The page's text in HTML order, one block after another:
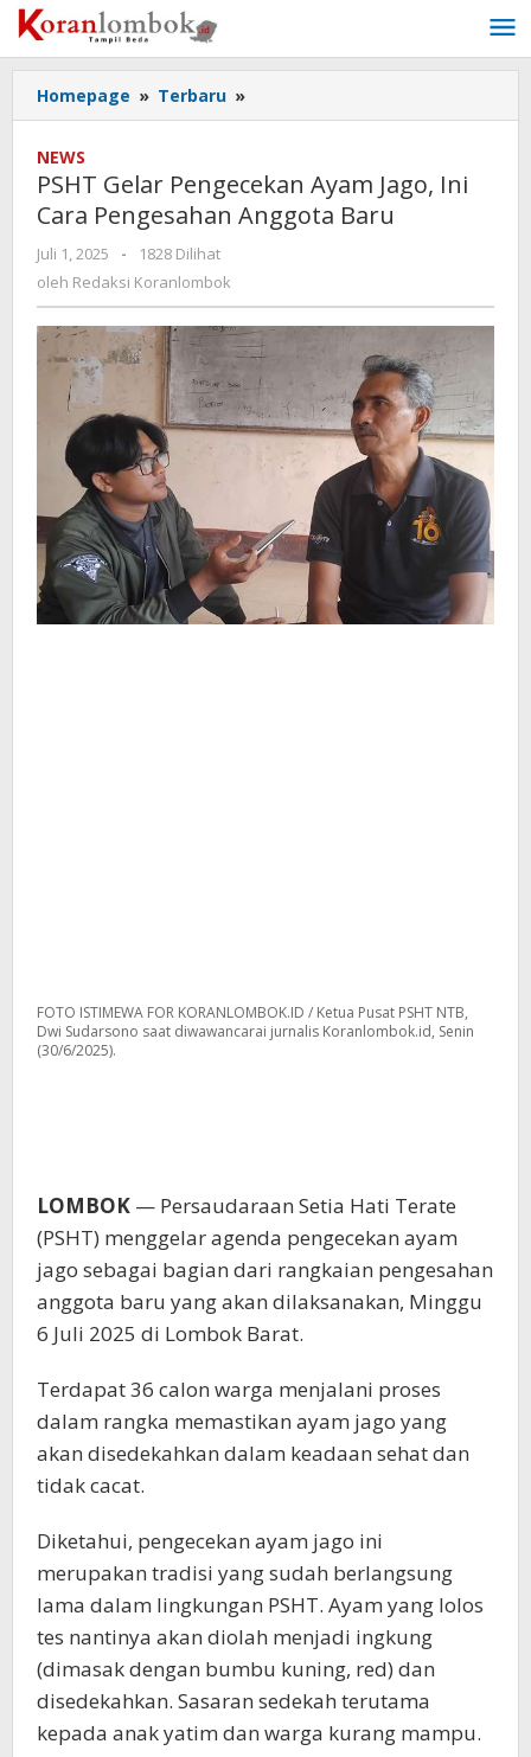
Lewati
ke
konten
Homepage » Terbaru »
Gelar
Ayam
Jago,
Ini
NEWS
PSHT Gelar Pengecekan Ayam Jago, Ini
Cara Pengesahan Anggota Baru
Juli 1, 2025
oleh
Redaksi
-
1828 Dilihat
oleh Redaksi Koranlombok
FOTO ISTIMEWA FOR KORANLOMBOK.ID / Ketua Pusat PSHT NTB,
Dwi Sudarsono saat diwawancarai jurnalis Koranlombok.id, Senin
(30/6/2025).
LOMBOK — Persaudaraan Setia Hati Terate
(PSHT) menggelar agenda pengecekan ayam
jago sebagai bagian dari rangkaian pengesahan
anggota baru yang akan dilaksanakan, Minggu
6 Juli 2025 di Lombok Barat.
Terdapat 36 calon warga menjalani proses
dalam rangka memastikan ayam jago yang
akan disedekahkan dalam keadaan sehat dan
tidak cacat.
Diketahui, pengecekan ayam jago ini
merupakan tradisi yang sudah berlangsung
lama dalam lingkungan PSHT. Ayam yang lolos
tes nantinya akan diolah menjadi ingkung
(dimasak dengan bumbu kuning, red) dan
disedekahkan. Sasaran sedekah terutama
kepada anak yatim dan warga kurang mampu.